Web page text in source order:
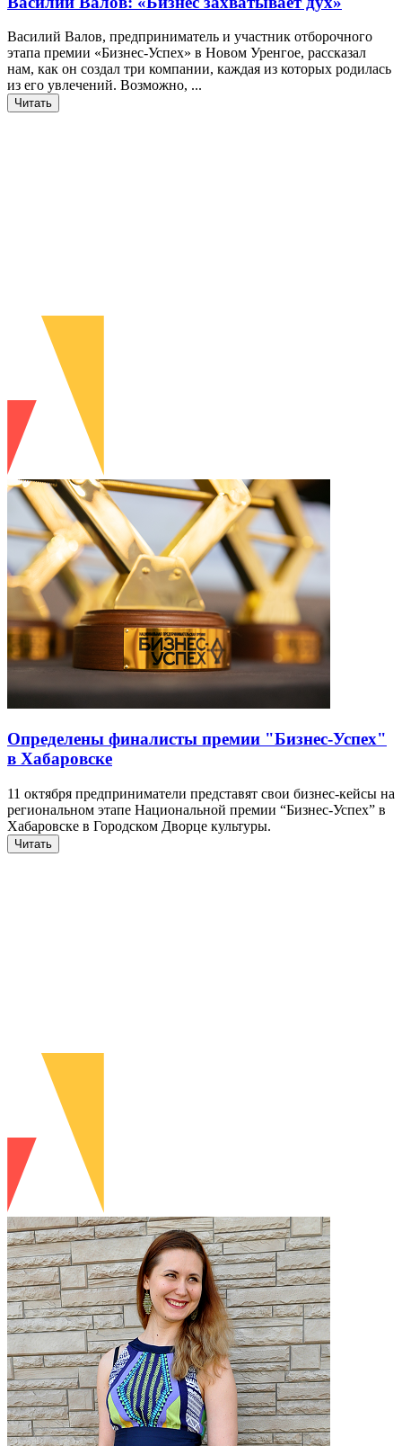
Василий Валов, предприниматель и участник отборочного
этапа премии «Бизнес-Успех» в Новом Уренгое, рассказал
нам, как он создал три компании, каждая из которых родилась
из его увлечений. Возможно, ...
Читать
Определены финалисты премии "Бизнес-Успех"
в Хабаровске
11 октября предприниматели представят свои бизнес-кейсы на
региональном этапе Национальной премии “Бизнес-Успех” в
Хабаровске в Городском Дворце культуры.
Читать